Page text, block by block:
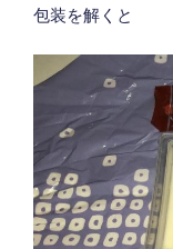
包装を解くと